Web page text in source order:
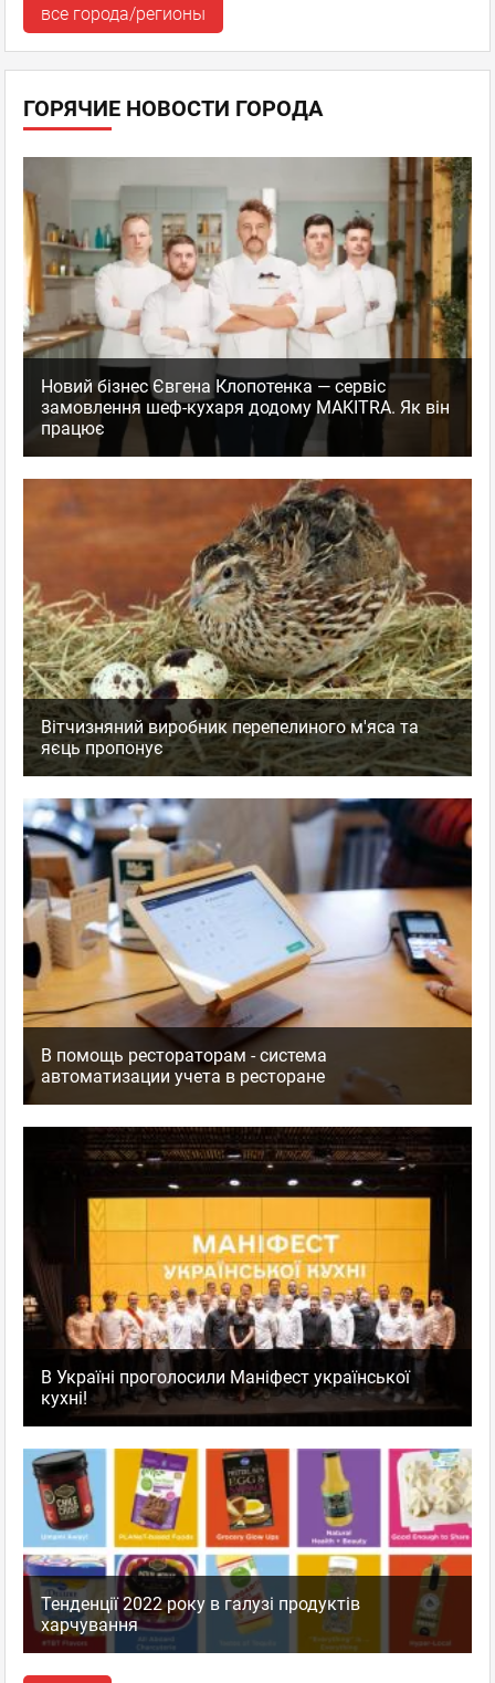
все города/регионы
ГОРЯЧИЕ НОВОСТИ ГОРОДА
Новий бізнес Євгена Клопотенка — сервіс
замовлення шеф-кухаря додому MAKITRA. Як він
працює
Вітчизняний виробник перепелиного м'яса та
яєць пропонує
В помощь рестораторам - система
автоматизации учета в ресторане
В Україні проголосили Маніфест української
кухні!
Тенденції 2022 року в галузі продуктів
харчування